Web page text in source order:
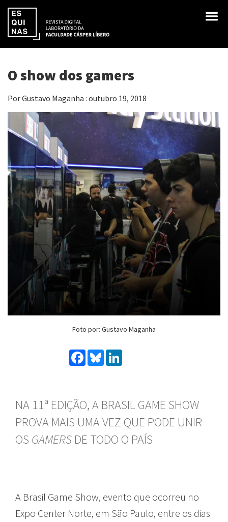
O show dos gamers
Por Gustavo Maganha : outubro 19, 2018
Foto por: Gustavo Maganha
Facebook
Bluesky
NA 11ª EDIÇÃO, A BRASIL GAME SHOW
PROVA MAIS UMA VEZ QUE PODE UNIR
OS GAMERS DE TODO O PAÍS
A Brasil Game Show, evento que ocorreu no
Expo Center Norte, em São Paulo, entre os dias